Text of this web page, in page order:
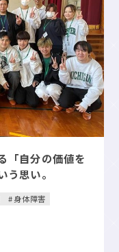
「自分の価値を
思い。
身体障害